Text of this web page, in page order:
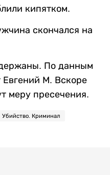
кипятком.
скончался на
По данным
Евгений М. Вскоре
меру пресечения.
Убийство. Криминал